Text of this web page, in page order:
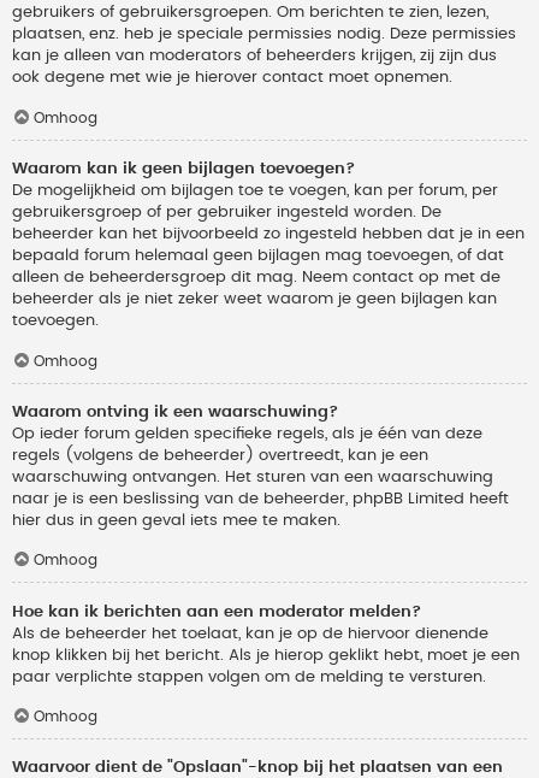
gebruikers of gebruikersgroepen. Om berichten te zien, lezen,
plaatsen, enz. heb je speciale permissies nodig. Deze permissies
kan je alleen van moderators of beheerders krijgen, zij zijn dus
ook degene met wie je hierover contact moet opnemen.
Omhoog
Waarom kan ik geen bijlagen toevoegen?
De mogelijkheid om bijlagen toe te voegen, kan per forum, per
gebruikersgroep of per gebruiker ingesteld worden. De
beheerder kan het bijvoorbeeld zo ingesteld hebben dat je in een
bepaald forum helemaal geen bijlagen mag toevoegen, of dat
alleen de beheerdersgroep dit mag. Neem contact op met de
beheerder als je niet zeker weet waarom je geen bijlagen kan
toevoegen.
Omhoog
Waarom ontving ik een waarschuwing?
Op ieder forum gelden specifieke regels, als je één van deze
regels (volgens de beheerder) overtreedt, kan je een
waarschuwing ontvangen. Het sturen van een waarschuwing
naar je is een beslissing van de beheerder, phpBB Limited heeft
hier dus in geen geval iets mee te maken.
Omhoog
Hoe kan ik berichten aan een moderator melden?
Als de beheerder het toelaat, kan je op de hiervoor dienende
knop klikken bij het bericht. Als je hierop geklikt hebt, moet je een
paar verplichte stappen volgen om de melding te versturen.
Omhoog
Waarvoor dient de "Opslaan"-knop bij het plaatsen van een